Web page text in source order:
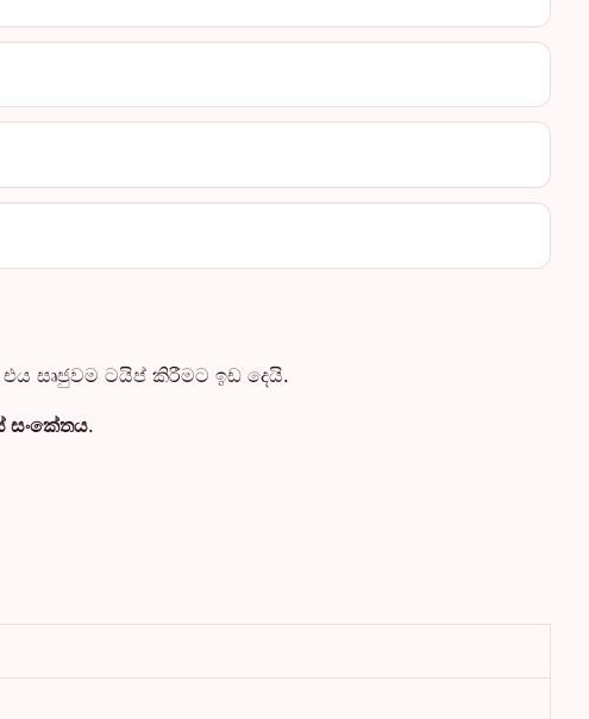
සෘජුවම ටයිප් කිරීමට ඉඩ දෙයි.
සංකේතය.